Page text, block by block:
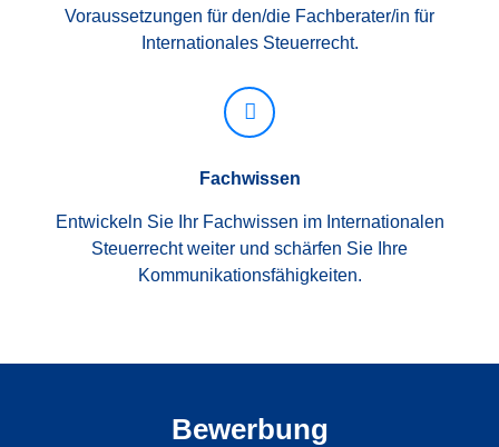
Voraussetzungen für den/die Fachberater/in für
Internationales Steuerrecht.
Fachwissen
Entwickeln Sie Ihr Fachwissen im Internationalen
Steuerrecht weiter und schärfen Sie Ihre
Kommunikationsfähigkeiten.
Bewerbung